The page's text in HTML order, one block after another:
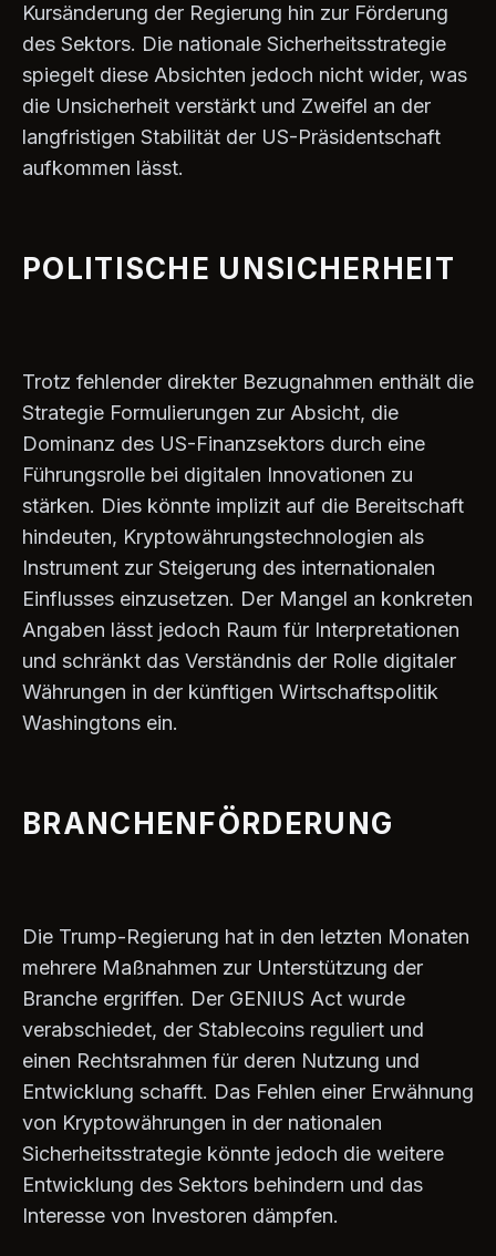
Kursänderung der Regierung hin zur Förderung
des Sektors. Die nationale Sicherheitsstrategie
spiegelt diese Absichten jedoch nicht wider, was
die Unsicherheit verstärkt und Zweifel an der
langfristigen Stabilität der US-Präsidentschaft
aufkommen lässt.
POLITISCHE UNSICHERHEIT
Trotz fehlender direkter Bezugnahmen enthält die
Strategie Formulierungen zur Absicht, die
Dominanz des US-Finanzsektors durch eine
Führungsrolle bei digitalen Innovationen zu
stärken. Dies könnte implizit auf die Bereitschaft
hindeuten, Kryptowährungstechnologien als
Instrument zur Steigerung des internationalen
Einflusses einzusetzen. Der Mangel an konkreten
Angaben lässt jedoch Raum für Interpretationen
und schränkt das Verständnis der Rolle digitaler
Währungen in der künftigen Wirtschaftspolitik
Washingtons ein.
BRANCHENFÖRDERUNG
Die Trump-Regierung hat in den letzten Monaten
mehrere Maßnahmen zur Unterstützung der
Branche ergriffen. Der GENIUS Act wurde
verabschiedet, der Stablecoins reguliert und
einen Rechtsrahmen für deren Nutzung und
Entwicklung schafft. Das Fehlen einer Erwähnung
von Kryptowährungen in der nationalen
Sicherheitsstrategie könnte jedoch die weitere
Entwicklung des Sektors behindern und das
Interesse von Investoren dämpfen.